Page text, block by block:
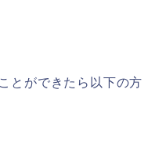
とができたら以下の方